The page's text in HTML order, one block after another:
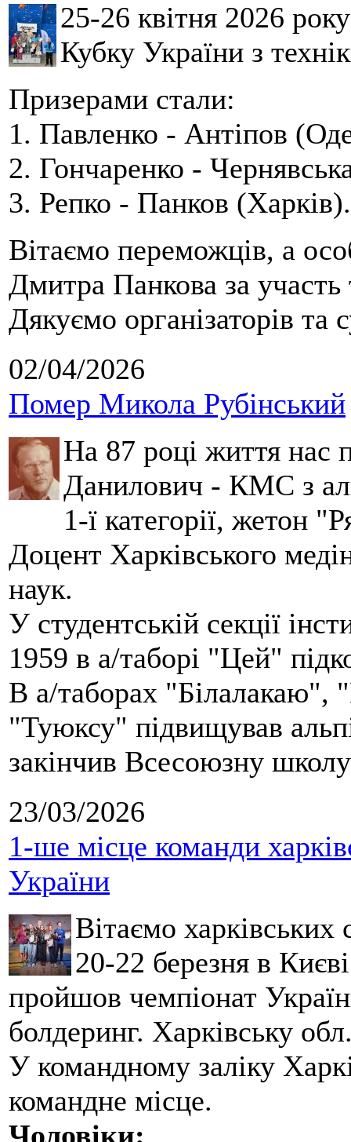
25-26 квітня 2026
Кубку України з
Призерами стали:
1. Павленко - Антіпов
2. Гончаренко -
3. Репко - Панков (Харків).
Вітаємо переможців, а
Дмитра Панкова за
Дякуємо організаторів та
02/04/2026
Помер Микола Рубінський
На 87 році життя нас
Данилович - КМС з
1-ї категорії, жетон
Доцент Харківського
наук.
У студентській секції
1959 в а/таборі "Цей"
В а/таборах "Білалакаю",
"Туюксу" підвищував
закінчив Всесоюзну
23/03/2026
1-ше місце команди
України
Вітаємо
20-22 березня в
пройшов чемпіонат
болдеринг. Харківську
У командному заліку
командне місце.
Чоловіки: